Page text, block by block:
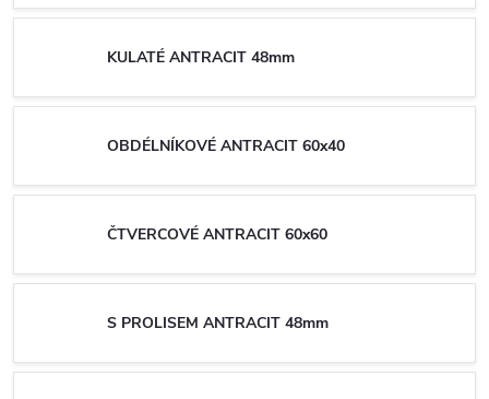
KULATÉ ANTRACIT 48mm
OBDÉLNÍKOVÉ ANTRACIT 60x40
ČTVERCOVÉ ANTRACIT 60x60
S PROLISEM ANTRACIT 48mm